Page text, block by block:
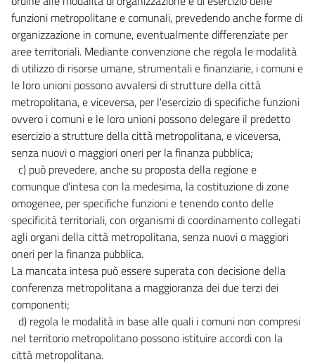
funzioni metropolitane e comunali, prevedendo anche forme di
organizzazione in comune, eventualmente differenziate per
aree territoriali. Mediante convenzione che regola le modalità
di utilizzo di risorse umane, strumentali e finanziarie, i comuni e
le loro unioni possono avvalersi di strutture della città
metropolitana, e viceversa, per l'esercizio di specifiche funzioni
ovvero i comuni e le loro unioni possono delegare il predetto
esercizio a strutture della città metropolitana, e viceversa,
senza nuovi o maggiori oneri per la finanza pubblica;
c) può prevedere, anche su proposta della regione e
comunque d'intesa con la medesima, la costituzione di zone
omogenee, per specifiche funzioni e tenendo conto delle
specificità territoriali, con organismi di coordinamento collegati
agli organi della città metropolitana, senza nuovi o maggiori
oneri per la finanza pubblica.
La mancata intesa può essere superata con decisione della
conferenza metropolitana a maggioranza dei due terzi dei
componenti;
d) regola le modalità in base alle quali i comuni non compresi
nel territorio metropolitano possono istituire accordi con la
città metropolitana.